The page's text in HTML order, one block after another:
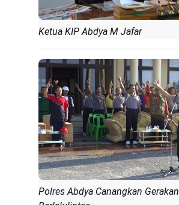
Ketua KIP Abdya M Jafar
Polres Abdya Canangkan Gerakan